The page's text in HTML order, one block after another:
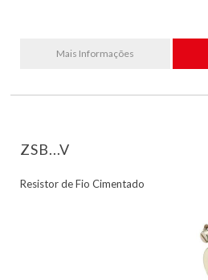
Mais Informações
ZSB...V
Resistor de Fio Cimentado